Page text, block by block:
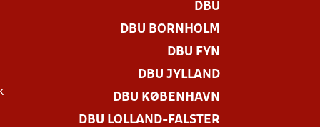
DBU
DBU BORNHOLM
DBU FYN
DBU JYLLAND
DBU KØBENHAVN
DBU LOLLAND-FALSTER